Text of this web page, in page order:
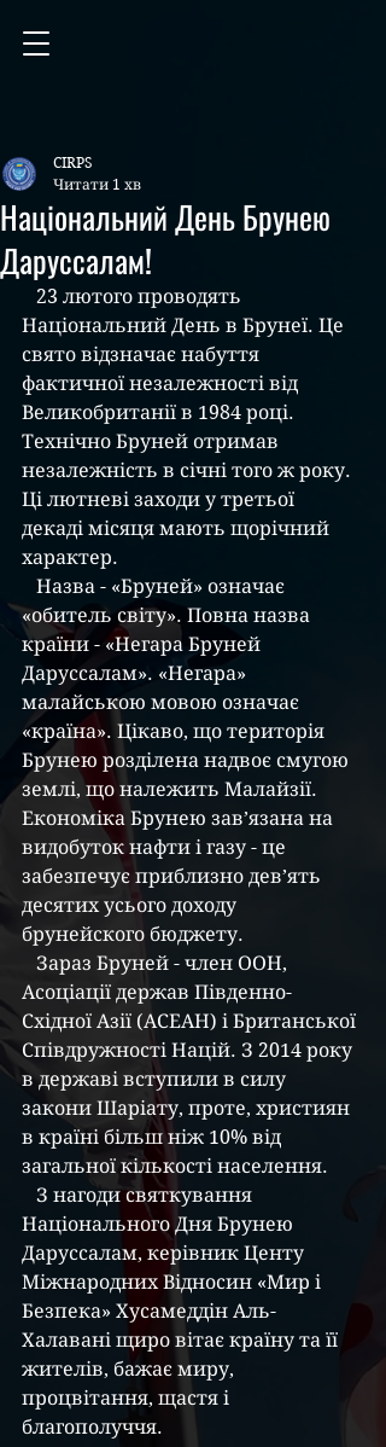
Національний День Брунею
Даруссалам!
CIRPS
Читати 1 хв
23 лютого проводять
Національний День в Брунеї. Це
свято відзначає набуття
фактичної незалежності від
Великобританії в 1984 році.
Технічно Бруней отримав
незалежність в січні того ж року.
Ці лютневі заходи у третьої
декаді місяця мають щорічний
характер.
«обитель світу». Повна назва
країни - «Негара Бруней
Даруссалам». «Негара»
малайською мовою означає
«країна». Цікаво, що територія
Брунею розділена надвоє смугою
землі, що належить Малайзії.
Економіка Брунею зав’язана на
видобуток нафти і газу - це
забезпечує приблизно дев’ять
десятих усього доходу
брунейского бюджету.
Асоціації держав Південно-
Східної Азії (АСЕАН) і Британської
Співдружності Націй. З 2014 року
в державі вступили в силу
закони Шаріату, проте, християн
в країні більш ніж 10% від
загальної кількості населення.
Національного Дня Брунею
Даруссалам, керівник Центу
Міжнародних Відносин «Мир і
Безпека» Хусамеддін Аль-
Халавані щиро вітає країну та її
жителів, бажає миру,
процвітання, щастя і
благополуччя.